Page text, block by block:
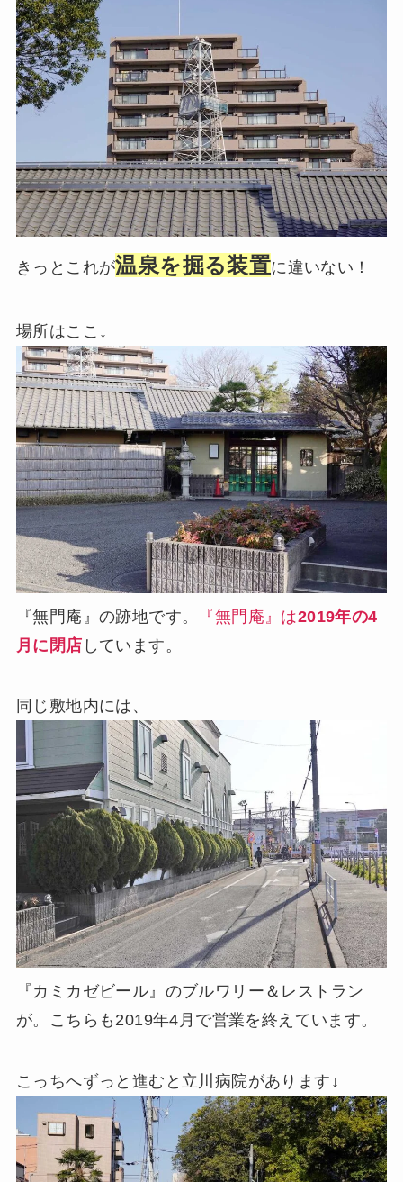
きっとこれが温泉を掘る装置に違いない！
場所はここ↓
『無門庵』の跡地です。 『無門庵』は2019年の4
月に閉店 しています。
同じ敷地内には、
『カミカゼビール』のブルワリー＆レストラン
が。こちらも2019年4月で営業を終えています。
こっちへずっと進むと立川病院があります↓